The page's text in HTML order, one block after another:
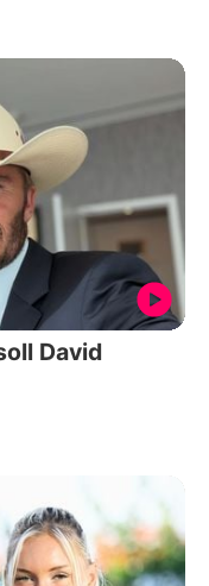
David